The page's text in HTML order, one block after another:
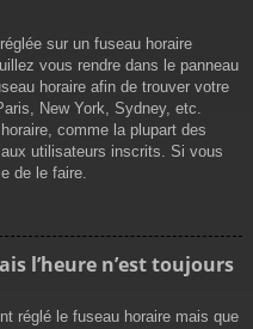
sur un fuseau horaire
vous rendre dans le panneau
horaire afin de trouver votre
New York, Sydney, etc.
comme la plupart des
utilisateurs inscrits. Si vous
de le faire.
l’heure n’est toujours
réglé le fuseau horaire mais que